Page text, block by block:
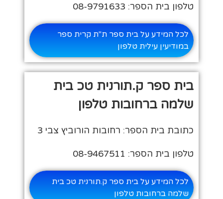
טלפון בית הספר: 08-9791633
לכל המידע על בית ספר ת"ת קרית ספר
במודיעין עילית טלפון
בית ספר ק.תורנית טכ בית
שלמה ברחובות טלפון
כתובת בית הספר: רחובות הורוביץ צבי 3
טלפון בית הספר: 08-9467511
לכל המידע על בית ספר ק.תורנית טכ בית
שלמה ברחובות טלפון